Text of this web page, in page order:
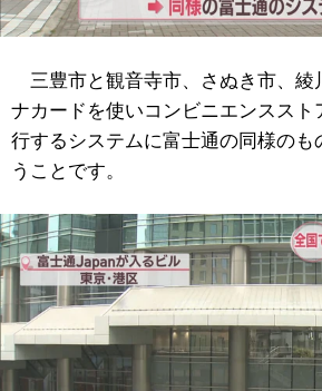
三豊市と観音寺市、さぬき市、綾
ナカードを使いコンビニエンススト
行するシステムに富士通の同様のも
うことです。